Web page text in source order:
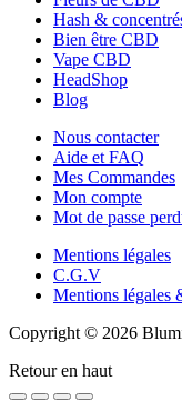
Hash &
Bien être CBD
Vape CBD
HeadShop
Blog
Nous contacter
Aide et FAQ
Mes Commandes
Mon compte
Mot de passe
Mentions légales
C.G.V
Mentions légales
Copyright © 2026
Retour en haut